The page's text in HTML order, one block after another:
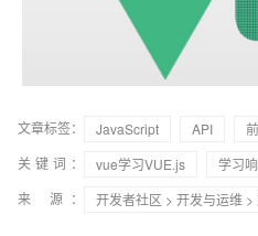
文章标签： JavaScript API
关键词：
vue学习VUE.js
学习
来 源：
开发者社区 > 开发与运维 >